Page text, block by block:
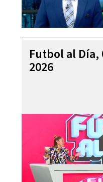
Futbol al Día,
2026